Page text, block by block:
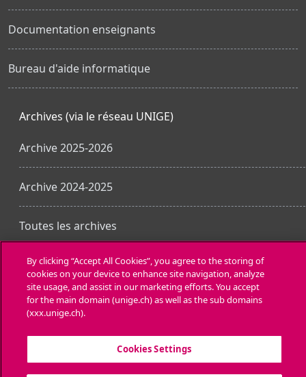
Documentation enseignants
Bureau d'aide informatique
Archives (via le réseau UNIGE)
Archive 2025-2026
Archive 2024-2025
Toutes les archives
Obtenir l’app mobile
By clicking “Accept All Cookies”, you agree to the storing of
cookies on your device to enhance site navigation, analyze
site usage, and assist in our marketing efforts. You accept
for the main domain (unige.ch) as well as the sub domains
(xxx.unige.ch).
Cookies Settings